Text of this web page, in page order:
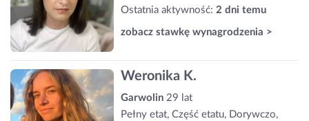
Ostatnia aktywność: 2 dni temu
zobacz stawkę wynagrodzenia >
Weronika K.
Garwolin 29 lat
Pełny etat, Część etatu, Dorywczo,